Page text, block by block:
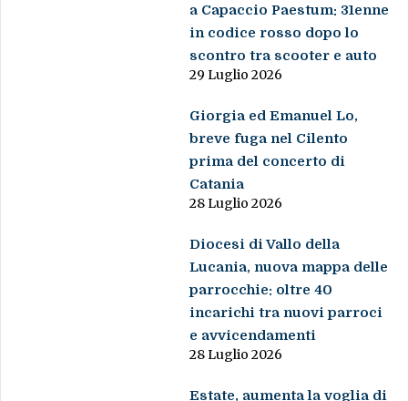
a Capaccio Paestum: 31enne
in codice rosso dopo lo
scontro tra scooter e auto
29 Luglio 2026
Giorgia ed Emanuel Lo,
breve fuga nel Cilento
prima del concerto di
Catania
28 Luglio 2026
Diocesi di Vallo della
Lucania, nuova mappa delle
parrocchie: oltre 40
incarichi tra nuovi parroci
e avvicendamenti
28 Luglio 2026
Estate, aumenta la voglia di